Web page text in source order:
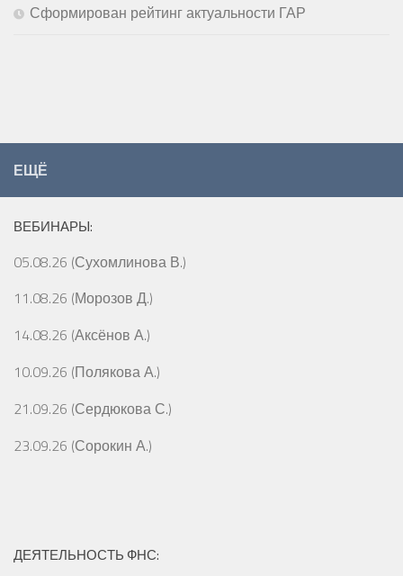
Сформирован рейтинг актуальности ГАР
ЕЩЁ
ВЕБИНАРЫ:
05.08.26 (Сухомлинова В.)
11.08.26 (Морозов Д.)
14.08.26 (Аксёнов А.)
10.09.26 (Полякова А.)
21.09.26 (Сердюкова С.)
23.09.26 (Сорокин А.)
ДЕЯТЕЛЬНОСТЬ ФНС: